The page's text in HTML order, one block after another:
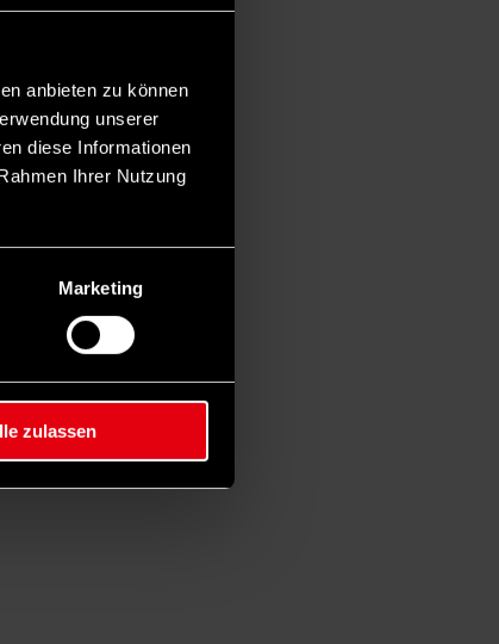
anbieten zu können
unserer
diese Informationen
Ihrer Nutzung
Marketing
zulassen